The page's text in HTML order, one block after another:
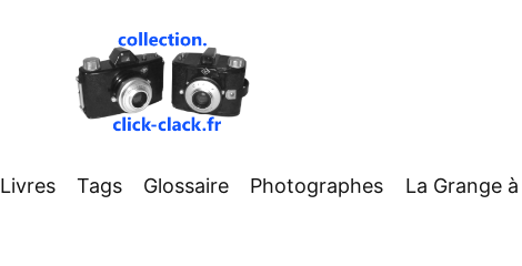
Livres Tags Glossaire Photographes La Grange